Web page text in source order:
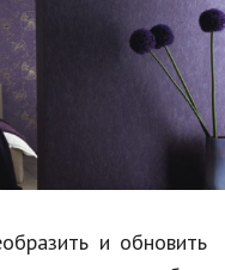
и обновить